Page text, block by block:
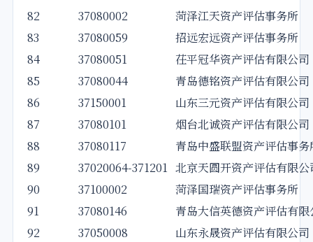
82
37080002
菏泽江天资产评估事务所
83
37080059
招远宏远资产评估事务所
84
37080051
茌平冠华资产评估有限公司
85
37080044
青岛德铭资产评估有限公司
86
37150001
山东三元资产评估有限公司
87
37080101
烟台北诚资产评估有限公司
88
37080117
青岛中盛联盟资产评估事
89
37020064-371201 北京天圆开资产评估有限
90
37100002
菏泽国瑞资产评估事务所
91
37080146
青岛大信英德资产评估有限
92
37050008
山东永晟资产评估有限公司